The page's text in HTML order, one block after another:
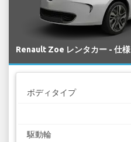
Renault Zoe レンタカー - 仕様
ボディタイプ
駆動輪